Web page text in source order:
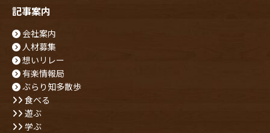
記事案内
会社案内
人材募集
想いリレー
有楽情報局
ぶらり知多散歩
食べる
遊ぶ
学ぶ